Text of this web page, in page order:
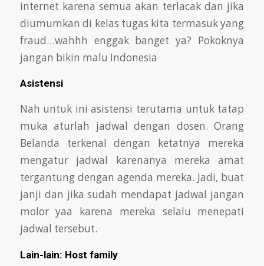
internet karena semua akan terlacak dan jika
diumumkan di kelas tugas kita termasuk yang
fraud…wahhh enggak banget ya? Pokoknya
jangan bikin malu Indonesia
Asistensi
Nah untuk ini asistensi terutama untuk tatap
muka aturlah jadwal dengan dosen. Orang
Belanda terkenal dengan ketatnya mereka
mengatur jadwal karenanya mereka amat
tergantung dengan agenda mereka. Jadi, buat
janji dan jika sudah mendapat jadwal jangan
molor yaa karena mereka selalu menepati
jadwal tersebut.
Lain-lain: Host family